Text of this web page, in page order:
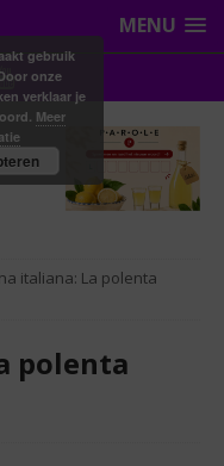
MENU
italiana: La polenta
polenta
gebruik
onze
verklaar je
Meer